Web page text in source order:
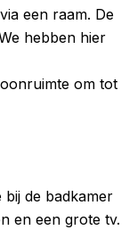
een raam. De
hebben hier
om tot
de badkamer
en een grote tv.